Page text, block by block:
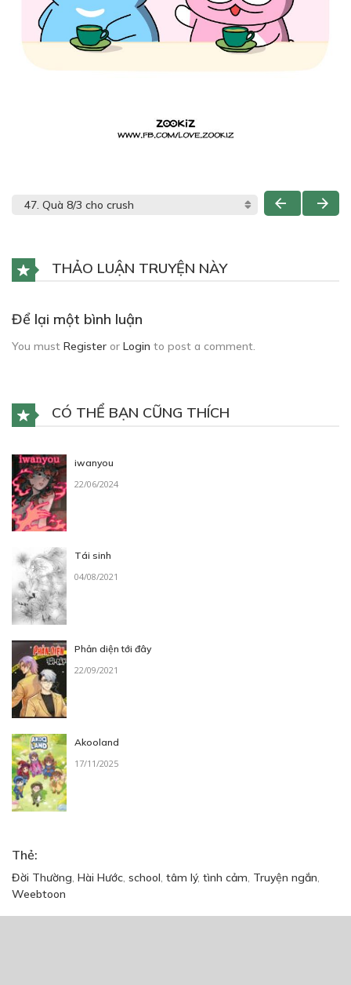
THẢO LUẬN TRUYỆN NÀY
Để lại một bình luận
You must Register or Login to post a comment.
CÓ THỂ BẠN CŨNG THÍCH
iwanyou
22/06/2024
Tái sinh
04/08/2021
Phản diện tới đây
22/09/2021
Akooland
17/11/2025
Thẻ:
Đời Thường, Hài Hước, school, tâm lý, tình cảm, Truyện ngắn,
Weebtoon